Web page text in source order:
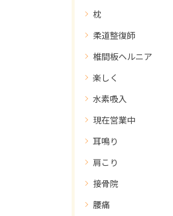
枕
柔道整復師
椎間板ヘルニア
楽しく
水素吸入
現在営業中
耳鳴り
肩こり
接骨院
腰痛